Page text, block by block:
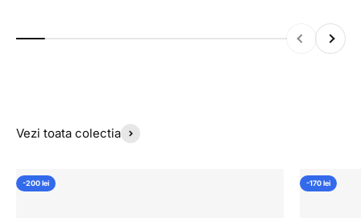
InapoiInainte
Vezi toata colectia
-200 lei -170 lei